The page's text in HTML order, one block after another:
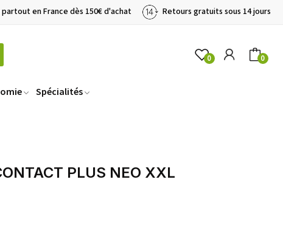
en France dès 150€ d'achat Retours gratuits sous 14 jours
0 0
Spécialités
PLUS NEO XXL